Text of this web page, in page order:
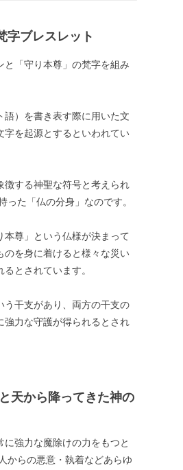
字ブレスレット
と「守り本尊」の梵字を組み
）を書き表す際に用いた文
字を起源とするといわれてい
徴する神聖な符号と考えられ
た「仏の分身」なのです。
本尊」という仏様が決まって
のを身に着けると様々な災い
とされています。
う干支があり、両方の干支の
強力な守護が得られるとされ
天から降ってきた神の
強力な魔除けの力をもつと
からの悪意・執着などあらゆ